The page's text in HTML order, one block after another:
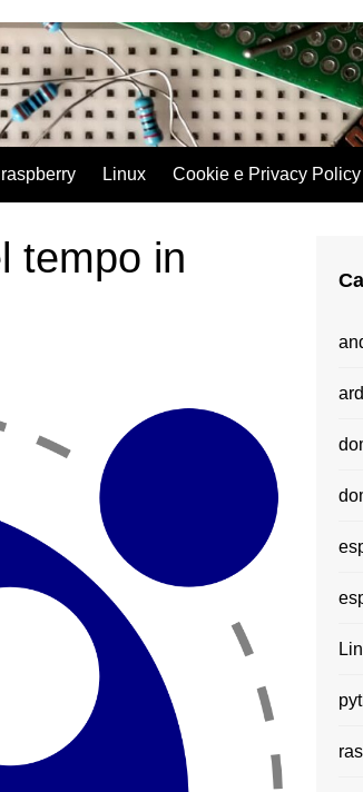
raspberry Linux Cookie e Privacy Policy
tempo in